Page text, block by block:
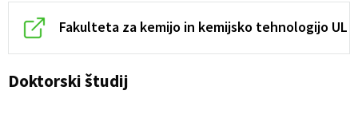
Fakulteta za kemijo in kemijsko tehnologijo UL
Doktorski študij